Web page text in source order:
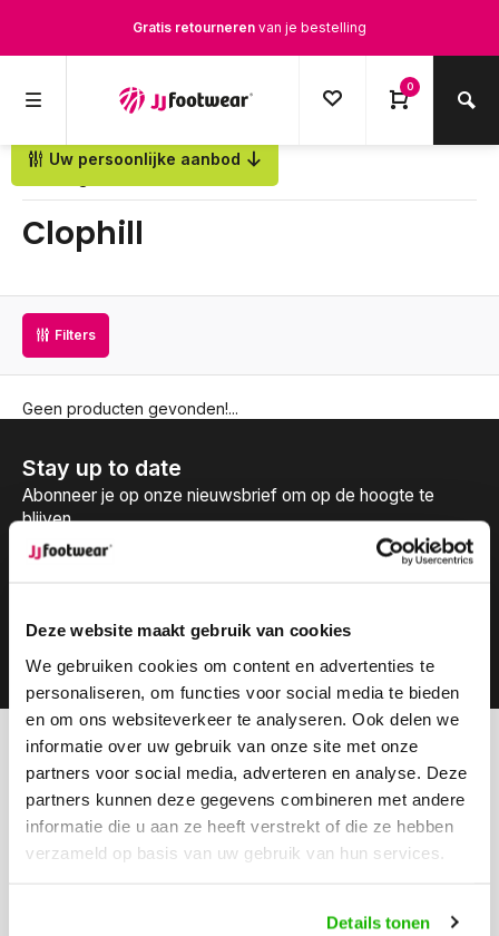
Deze website maakt gebruik van cookies
We gebruiken cookies om content en advertenties te
personaliseren, om functies voor social media te bieden
en om ons websiteverkeer te analyseren. Ook delen we
informatie over uw gebruik van onze site met onze
partners voor social media, adverteren en analyse. Deze
partners kunnen deze gegevens combineren met andere
informatie die u aan ze heeft verstrekt of die ze hebben
verzameld op basis van uw gebruik van hun services.
Details tonen
Gratis retourneren van je bestelling
0
Uw persoonlijke aanbod
Clophill
Filters
Geen producten gevonden!...
Stay up to date
Abonneer je op onze nieuwsbrief om op de hoogte te
blijven.
Kunnen we helpen?
Klantenservice:
Bel ons
0416-272223